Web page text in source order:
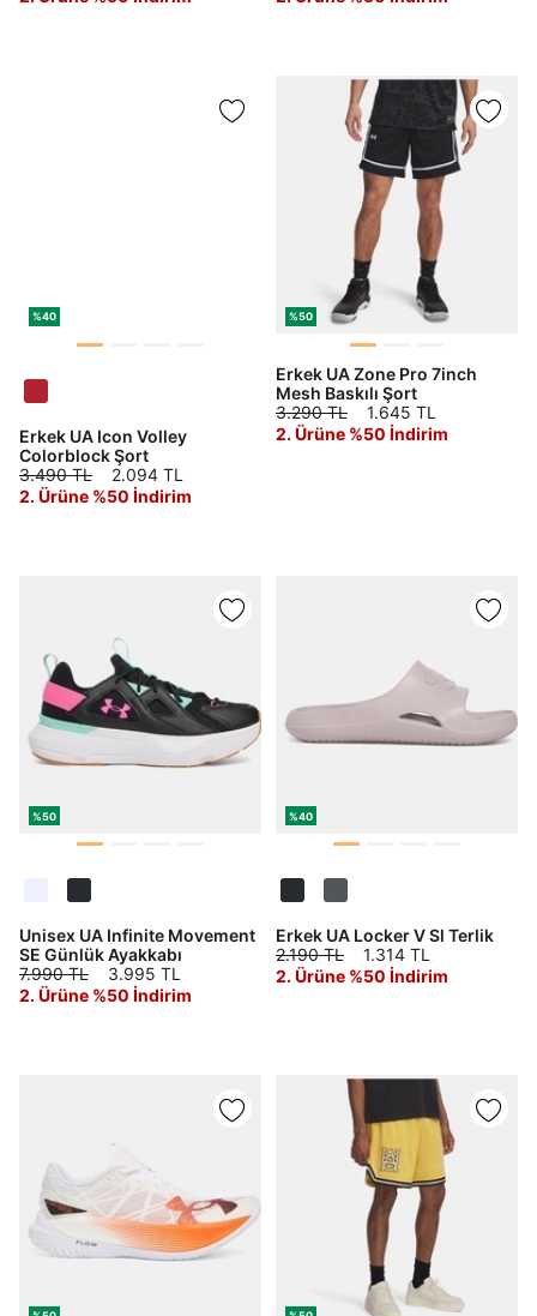
%40
Erkek UA Icon Volley
Colorblock Şort
3.490 TL
2.094 TL
2. Ürüne %50 İndirim
%50
Erkek UA Zone Pro 7inch
Mesh Baskılı Şort
3.290 TL
1.645 TL
2. Ürüne %50 İndirim
%50
Unisex UA Infinite Movement
SE Günlük Ayakkabı
7.990 TL
3.995 TL
2. Ürüne %50 İndirim
%40
Erkek UA Locker V Sl Terlik
2.190 TL
1.314 TL
2. Ürüne %50 İndirim